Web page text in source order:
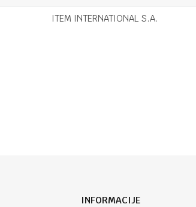
ITEM INTERNATIONAL S.A.
INFORMACIJE